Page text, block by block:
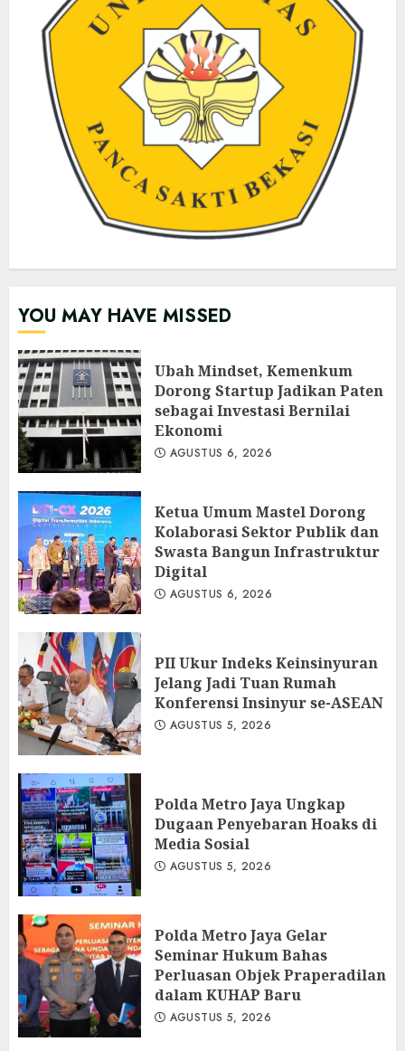
YOU MAY HAVE MISSED
Ubah Mindset, Kemenkum
Dorong Startup Jadikan Paten
sebagai Investasi Bernilai
Ekonomi
AGUSTUS 6, 2026
Ketua Umum Mastel Dorong
Kolaborasi Sektor Publik dan
Swasta Bangun Infrastruktur
Digital
AGUSTUS 6, 2026
PII Ukur Indeks Keinsinyuran
Jelang Jadi Tuan Rumah
Konferensi Insinyur se-ASEAN
AGUSTUS 5, 2026
Polda Metro Jaya Ungkap
Dugaan Penyebaran Hoaks di
Media Sosial
AGUSTUS 5, 2026
Polda Metro Jaya Gelar
Seminar Hukum Bahas
Perluasan Objek Praperadilan
dalam KUHAP Baru
AGUSTUS 5, 2026